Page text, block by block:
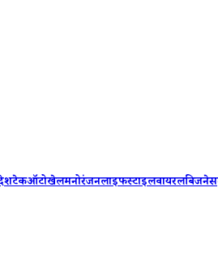
टेकऑटोखेलमनोरंजनलाइफस्टाइलवायरलबिजनेस